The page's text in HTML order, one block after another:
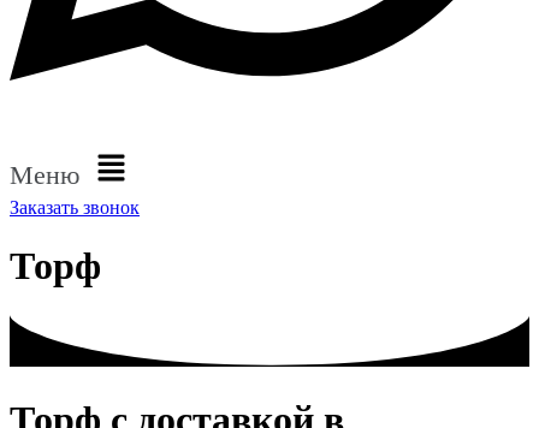
Меню
Заказать звонок
Торф
Торф с доставкой в